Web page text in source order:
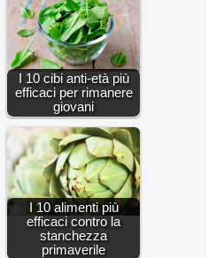
I 10 cibi anti-età più
efficaci per rimanere
giovani
I 10 alimenti più
efficaci contro la
stanchezza
primaverile